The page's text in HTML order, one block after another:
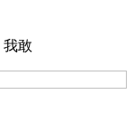
我敢